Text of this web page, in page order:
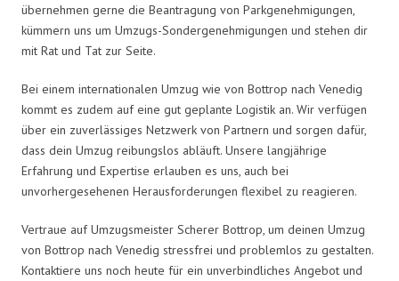
übernehmen gerne die Beantragung von Parkgenehmigungen,
kümmern uns um Umzugs-Sondergenehmigungen und stehen dir
mit Rat und Tat zur Seite.
Bei einem internationalen Umzug wie von Bottrop nach Venedig
kommt es zudem auf eine gut geplante Logistik an. Wir verfügen
über ein zuverlässiges Netzwerk von Partnern und sorgen dafür,
dass dein Umzug reibungslos abläuft. Unsere langjährige
Erfahrung und Expertise erlauben es uns, auch bei
unvorhergesehenen Herausforderungen flexibel zu reagieren.
Vertraue auf Umzugsmeister Scherer Bottrop, um deinen Umzug
von Bottrop nach Venedig stressfrei und problemlos zu gestalten.
Kontaktiere uns noch heute für ein unverbindliches Angebot und